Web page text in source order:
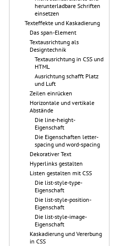
herunterladbare Schriften
einsetzen
Texteffekte und Kaskadierung
Das span-Element
Textausrichtung als
Designtechnik
Textausrichtung in CSS und
HTML
Ausrichtung schafft Platz
und Luft
Zeilen einrücken
Horizontale und vertikale
Abstände
Die line-height-
Eigenschaft
Die Eigenschaften letter-
spacing und word-spacing
Dekorativer Text
Hyperlinks gestalten
Listen gestalten mit CSS
Die list-style-type-
Eigenschaft
Die list-style-position-
Eigenschaft
Die list-style-image-
Eigenschaft
Kaskadierung und Vererbung
in CSS